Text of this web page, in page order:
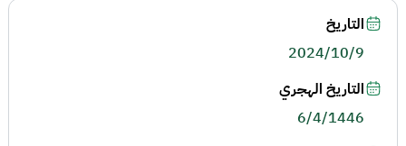
التاريخ
2024/10/9
التاريخ الهجري
6/4/1446